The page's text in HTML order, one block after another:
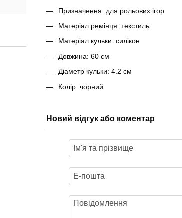
Призначення: для рольових ігор
Матеріал ремінця: текстиль
Матеріал кульки: силікон
Довжина: 60 см
Діаметр кульки: 4.2 см
Колір: чорний
Новий відгук або коментар